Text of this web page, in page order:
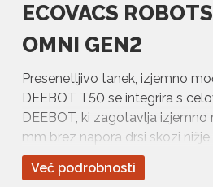
ECOVACS
OMNI GEN2
Presenetljivo tanek, izjemno
DEEBOT T50 se integrira s
DEEBOT, ki zagotavlja
mm brez napora drsi skozi
sistem in TruEdge 2.0
prilagajanjem vsakemu robu.
Več podrobnosti